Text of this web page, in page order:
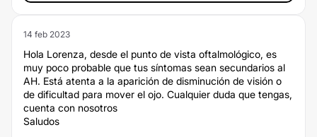
14 feb 2023
Hola Lorenza, desde el punto de vista oftalmológico, es
muy poco probable que tus síntomas sean secundarios al
AH. Está atenta a la aparición de disminución de visión o
de dificultad para mover el ojo. Cualquier duda que tengas,
cuenta con nosotros
Saludos